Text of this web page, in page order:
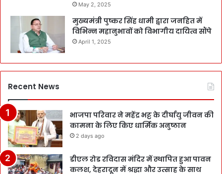
May 2, 2025
मुख्यमंत्री पुष्कर सिंह धामी द्वारा जनहित में
विभिन्न महानुभावों को विभागीय दायित्व सौंपे
April 1, 2025
Recent News
भाजपा परिवार ने महेंद्र भट्ट के दीर्घायु जीवन की
कामना के लिए किए धार्मिक अनुष्ठान
2 days ago
डीएल रोड रविदास मंदिर में स्थापित हुआ पावन
कलश, देहरादून में श्रद्धा और उत्साह के साथ